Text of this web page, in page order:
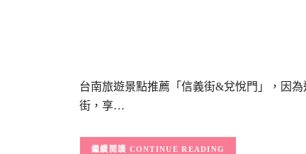
台南旅遊景點推薦「信義街&兌悅門」，因
街，享…
CONTINUE READING